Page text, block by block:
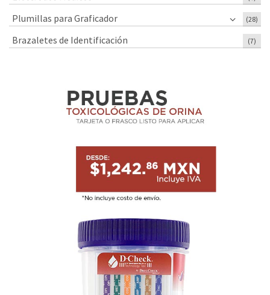
Plumillas para Graficador (28)
Brazaletes de Identificación (7)